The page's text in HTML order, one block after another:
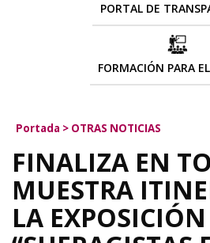
PORTAL DE
FORMACIÓN PARA
Portada > OTRAS NOTICIAS
FINALIZA EN
MUESTRA
LA EXPOSICIÓN